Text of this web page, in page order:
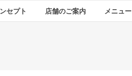
セプト 店舗のご案内 メニュー